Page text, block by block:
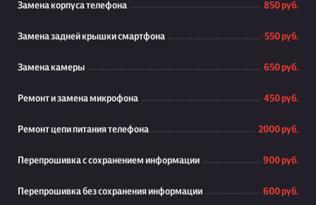
Замена корпуса телефона 850 руб.
Замена задней крышки смартфона 550 руб.
Замена камеры 650 руб.
Ремонт и замена микрофона 450 руб.
Ремонт цепи питания телефона 2000 руб.
Перепрошивка с сохранением информации 900 руб.
Перепрошивка без сохранения информации 600 руб.